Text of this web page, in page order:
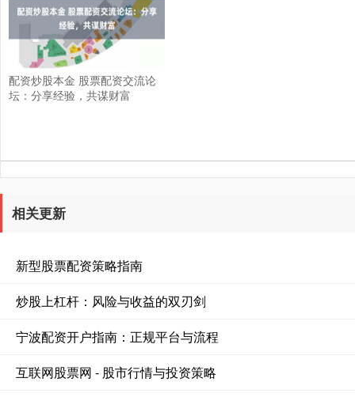
配资炒股本金 股票配资交流论
坛：分享经验，共谋财富
相关更新
新型股票配资策略指南
炒股上杠杆：风险与收益的双刃剑
宁波配资开户指南：正规平台与流程
互联网股票网 - 股市行情与投资策略